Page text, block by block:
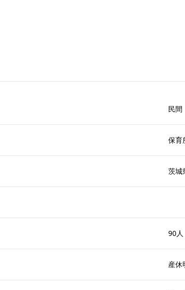
民間
保育
茨城
90人
産休